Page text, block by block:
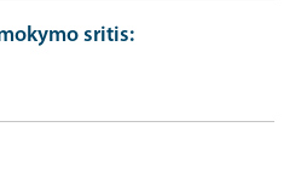
sritis